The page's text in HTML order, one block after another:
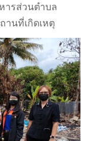
ารส่วนตำบล
านที่เกิดเหตุ